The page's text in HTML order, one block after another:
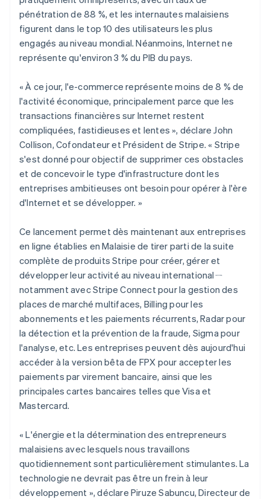
Découvrez les prochaines évolutions
Radar
Prévention de la fraude
Atlas
Constitution de start-up
Climate
Élimination du carbone
Identity
Vérification de l'identité
Stripe Sessions 2026
Découvrez comment Stripe construit l’infrastructure
Commerce en ligne
Écosystème
Stripe App Marketplace
pénétration de 88 %, et les internautes malaisiens
figurent dans le top 10 des utilisateurs les plus
engagés au niveau mondial. Néanmoins, Internet ne
représente qu'environ 3 % du PIB du pays.
« À ce jour, l'e-commerce représente moins de 8 % de
l'activité économique, principalement parce que les
transactions financières sur Internet restent
compliquées, fastidieuses et lentes », déclare John
Collison, Cofondateur et Président de Stripe. « Stripe
s'est donné pour objectif de supprimer ces obstacles
et de concevoir le type d'infrastructure dont les
entreprises ambitieuses ont besoin pour opérer à l'ère
d'Internet et se développer. »
Ce lancement permet dès maintenant aux entreprises
en ligne établies en Malaisie de tirer parti de la suite
complète de produits Stripe pour créer, gérer et
développer leur activité au niveau internationalㄧ
notamment avec Stripe Connect pour la gestion des
places de marché multifaces, Billing pour les
abonnements et les paiements récurrents, Radar pour
la détection et la prévention de la fraude, Sigma pour
l'analyse, etc. Les entreprises peuvent dès aujourd'hui
accéder à la version bêta de FPX pour accepter les
paiements par virement bancaire, ainsi que les
principales cartes bancaires telles que Visa et
Mastercard.
« L'énergie et la détermination des entrepreneurs
malaisiens avec lesquels nous travaillons
quotidiennement sont particulièrement stimulantes. La
technologie ne devrait pas être un frein à leur
développement », déclare Piruze Sabuncu, Directeur de